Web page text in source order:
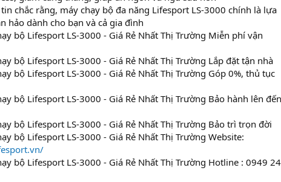
chắc rằng, máy chạy bộ đa năng Lifesport LS-3000 chính là lựa
hảo dành cho bạn và cả gia đình
Miễn phí vận
Lắp đặt tận nhà
Góp 0%, thủ tục
Bảo hành lên đến
Bảo trì trọn đời
Website:
Hotline : 0949